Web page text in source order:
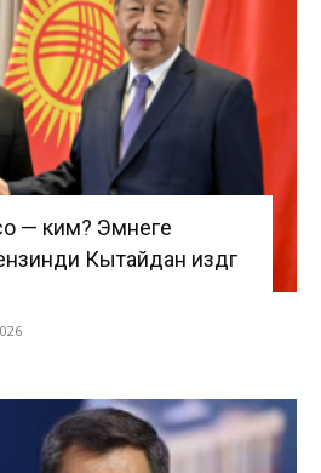
— ким? Эмнеге
Кытайдан издөөгө